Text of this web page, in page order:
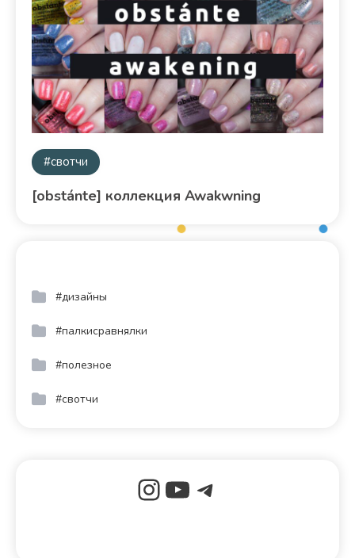
#свотчи
[obstánte] коллекция Awakwning
#дизайны
#палкисравнялки
#полезное
#свотчи